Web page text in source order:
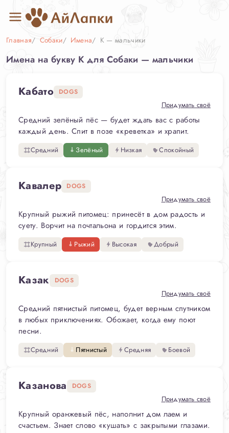
Главная Собаки Имена К — мальчики
Имена на букву К для Собаки — мальчики
Кабато DOGS
Придумать своё
Средний зелёный пёс — будет ждать вас с работы
каждый день. Спит в позе «креветка» и храпит.
Средний Зелёный Низкая Спокойный
Кавалер DOGS
Придумать своё
Крупный рыжий питомец: принесёт в дом радость и
суету. Ворчит на почтальона и гордится этим.
Крупный Рыжий Высокая Добрый
Казак DOGS
Придумать своё
Средний пятнистый питомец, будет верным спутником
в любых приключениях. Обожает, когда ему поют
песни.
Средний Пятнистый Средняя Боевой
Казанова DOGS
Придумать своё
Крупный оранжевый пёс, наполнит дом лаем и
счастьем. Знает слово «кушать» с закрытыми глазами.